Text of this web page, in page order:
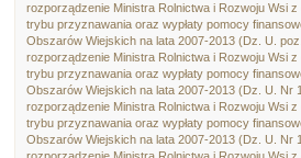
rozporządzenie Ministra Rolnictwa i Rozwoju Wsi
trybu przyznawania oraz wypłaty pomocy
Obszarów Wiejskich na lata 2007-2013 (Dz. U.
rozporządzenie Ministra Rolnictwa i Rozwoju Wsi
trybu przyznawania oraz wypłaty pomocy
Obszarów Wiejskich na lata 2007-2013 (Dz. U. Nr
rozporządzenie Ministra Rolnictwa i Rozwoju Wsi
trybu przyznawania oraz wypłaty pomocy
Obszarów Wiejskich na lata 2007-2013 (Dz. U. Nr